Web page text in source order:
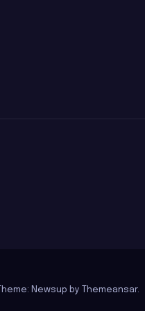
Theme: Newsup by Themeansar.